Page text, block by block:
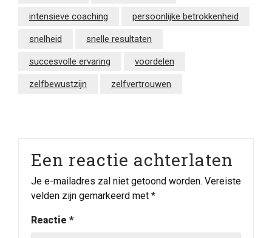
intensieve coaching persoonlijke betrokkenheid
snelheid snelle resultaten
succesvolle ervaring voordelen
zelfbewustzijn zelfvertrouwen
Een reactie achterlaten
Je e-mailadres zal niet getoond worden. Vereiste
velden zijn gemarkeerd met *
Reactie *